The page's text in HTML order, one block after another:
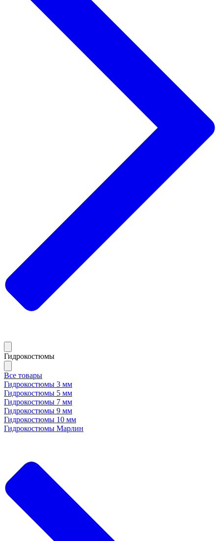
Гидрокостюмы
Все товары
Гидрокостюмы 3 мм
Гидрокостюмы 5 мм
Гидрокостюмы 7 мм
Гидрокостюмы 9 мм
Гидрокостюмы 10 мм
Гидрокостюмы Марлин